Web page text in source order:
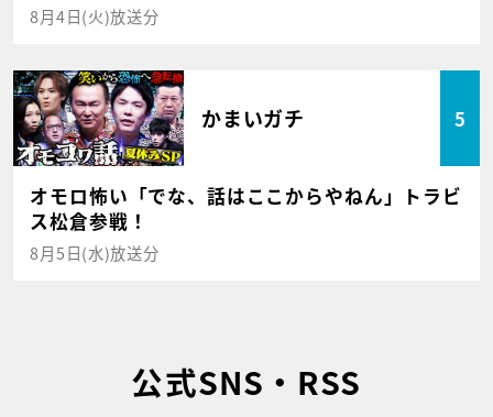
8月4日(火)放送分
かまいガチ 5
オモロ怖い「でな、話はここからやねん」トラビ
ス松倉参戦！
8月5日(水)放送分
公式SNS・RSS